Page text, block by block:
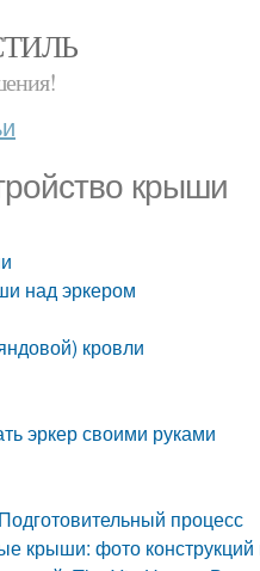
крыши
над эркером
кровли
эркер своими руками
процесс
крыши: фото конструкций